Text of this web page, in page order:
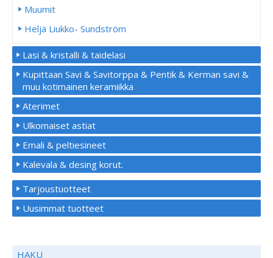
Muumit
Heljä Liukko- Sundström
Lasi & kristalli & taidelasi
Kupittaan Savi & Savitorppa & Pentik & Kerman savi &
muu kotimainen keramiikka
Aterimet
Ulkomaiset astiat
Emali & peltiesineet
Kalevala & desing korut.
Tarjoustuotteet
Uusimmat tuotteet
HAKU